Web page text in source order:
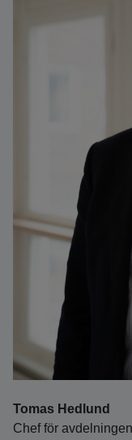
Tomas Hedlund
Chef för